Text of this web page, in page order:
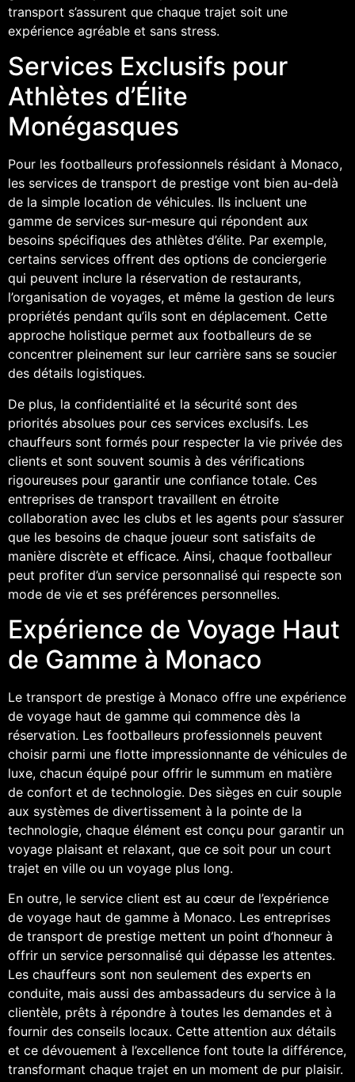
transport s’assurent que chaque trajet soit une
expérience agréable et sans stress.
Services Exclusifs pour
Athlètes d’Élite
Monégasques
Pour les footballeurs professionnels résidant à Monaco,
les services de transport de prestige vont bien au-delà
de la simple location de véhicules. Ils incluent une
gamme de services sur-mesure qui répondent aux
besoins spécifiques des athlètes d’élite. Par exemple,
certains services offrent des options de conciergerie
qui peuvent inclure la réservation de restaurants,
l’organisation de voyages, et même la gestion de leurs
propriétés pendant qu’ils sont en déplacement. Cette
approche holistique permet aux footballeurs de se
concentrer pleinement sur leur carrière sans se soucier
des détails logistiques.
De plus, la confidentialité et la sécurité sont des
priorités absolues pour ces services exclusifs. Les
chauffeurs sont formés pour respecter la vie privée des
clients et sont souvent soumis à des vérifications
rigoureuses pour garantir une confiance totale. Ces
entreprises de transport travaillent en étroite
collaboration avec les clubs et les agents pour s’assurer
que les besoins de chaque joueur sont satisfaits de
manière discrète et efficace. Ainsi, chaque footballeur
peut profiter d’un service personnalisé qui respecte son
mode de vie et ses préférences personnelles.
Expérience de Voyage Haut
de Gamme à Monaco
Le transport de prestige à Monaco offre une expérience
de voyage haut de gamme qui commence dès la
réservation. Les footballeurs professionnels peuvent
choisir parmi une flotte impressionnante de véhicules de
luxe, chacun équipé pour offrir le summum en matière
de confort et de technologie. Des sièges en cuir souple
aux systèmes de divertissement à la pointe de la
technologie, chaque élément est conçu pour garantir un
voyage plaisant et relaxant, que ce soit pour un court
trajet en ville ou un voyage plus long.
En outre, le service client est au cœur de l’expérience
de voyage haut de gamme à Monaco. Les entreprises
de transport de prestige mettent un point d’honneur à
offrir un service personnalisé qui dépasse les attentes.
Les chauffeurs sont non seulement des experts en
conduite, mais aussi des ambassadeurs du service à la
clientèle, prêts à répondre à toutes les demandes et à
fournir des conseils locaux. Cette attention aux détails
et ce dévouement à l’excellence font toute la différence,
transformant chaque trajet en un moment de pur plaisir.